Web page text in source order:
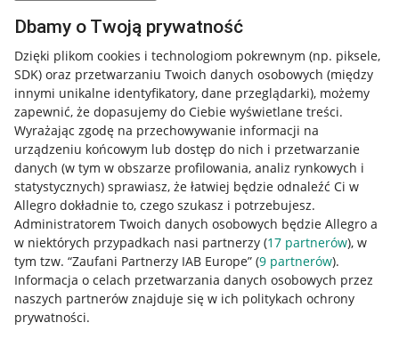
Dbamy o Twoją prywatność
Dzięki plikom cookies i technologiom pokrewnym (np. piksele,
SDK) oraz przetwarzaniu Twoich danych osobowych (między
innymi unikalne identyfikatory, dane przeglądarki), możemy
zapewnić, że dopasujemy do Ciebie wyświetlane treści.
Wyrażając zgodę na przechowywanie informacji na
urządzeniu końcowym lub dostęp do nich i przetwarzanie
danych (w tym w obszarze profilowania, analiz rynkowych i
statystycznych) sprawiasz, że łatwiej będzie odnaleźć Ci w
Allegro dokładnie to, czego szukasz i potrzebujesz.
Administratorem Twoich danych osobowych będzie Allegro a
w niektórych przypadkach nasi partnerzy (17 partnerów), w
tym tzw. “Zaufani Partnerzy IAB Europe” (9 partnerów).
Informacja o celach przetwarzania danych osobowych przez
naszych partnerów znajduje się w ich politykach ochrony
prywatności.
Przydatne informacje
Jak to działa